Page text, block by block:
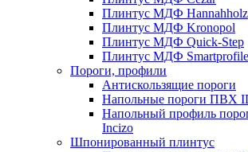
Плинтус МДФ Hannahholz
Плинтус МДФ Kronopol
Плинтус МДФ Quick-Step
Плинтус МДФ Smartprofile
Пороги, профили
Антискользящие пороги
Напольные пороги ПВХ
Напольный профиль
Incizo
Шпонированный плинтус